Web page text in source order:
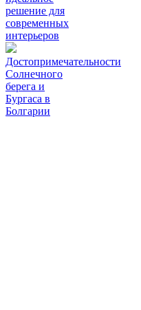
решение для
современных
интерьеров
Достопримечательности
Солнечного
берега и
Бургаса в
Болгарии